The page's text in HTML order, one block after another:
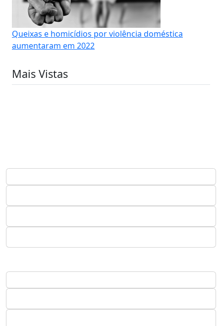
Queixas e homicídios por violência doméstica
aumentaram em 2022
Mais Vistas